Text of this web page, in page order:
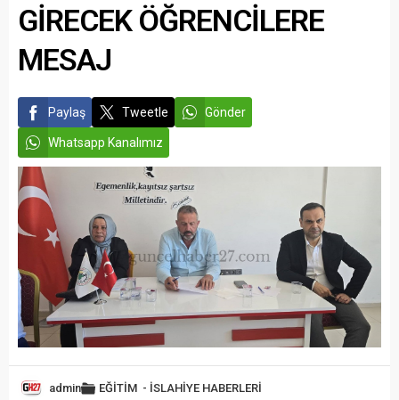
GİRECEK ÖĞRENCİLERE
MESAJ
Paylaş Tweetle Gönder
Whatsapp Kanalımız
admin EĞİTİM - İSLAHİYE HABERLERİ